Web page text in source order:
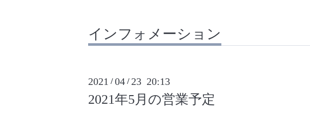
インフォメーション
2021 /04 / 23 20:13
2021年5月の営業予定